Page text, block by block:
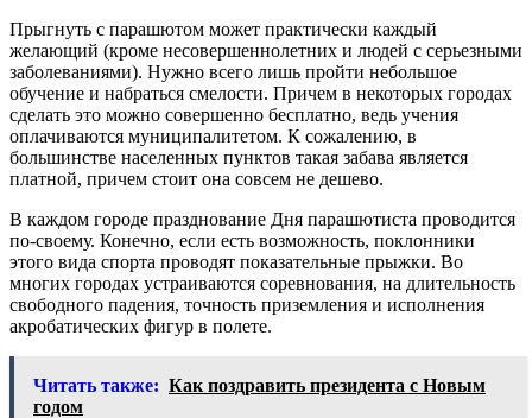
Прыгнуть с парашютом может практически каждый
желающий (кроме несовершеннолетних и людей с серьезными
заболеваниями). Нужно всего лишь пройти небольшое
обучение и набраться смелости. Причем в некоторых городах
сделать это можно совершенно бесплатно, ведь учения
оплачиваются муниципалитетом. К сожалению, в
большинстве населенных пунктов такая забава является
платной, причем стоит она совсем не дешево.
В каждом городе празднование Дня парашютиста проводится
по-своему. Конечно, если есть возможность, поклонники
этого вида спорта проводят показательные прыжки. Во
многих городах устраиваются соревнования, на длительность
свободного падения, точность приземления и исполнения
акробатических фигур в полете.
Читать также: Как поздравить президента с Новым
годом